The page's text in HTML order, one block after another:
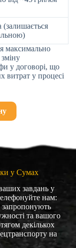
(залишається
максимально
у договорі, що
витрат у процесі
у Сумах
завдань у
нам:
запропонують
та вашого
декількох
на